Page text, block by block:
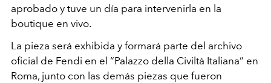
aprobado y tuve un día para intervenirla en la
boutique en vivo.
La pieza será exhibida y formará parte del archivo
oficial de Fendi en el “Palazzo della Civiltà Italiana” en
Roma, junto con las demás piezas que fueron